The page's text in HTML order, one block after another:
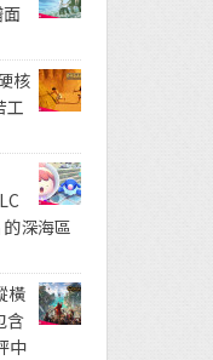
面
核
工
深海區
橫
含
中